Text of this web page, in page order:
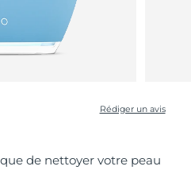
Rédiger un avis
de nettoyer votre peau